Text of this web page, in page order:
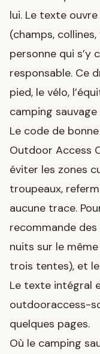
lui. Le texte
(champs,
personne qui s’y
responsable. Ce
pied, le vélo,
camping
Le code de
Outdoor Access
éviter les zones
troupeaux,
aucune trace.
recommande
nuits sur le
trois tentes), et
Le texte intégral
outdooraccess-
quelques pages.
Où le camping